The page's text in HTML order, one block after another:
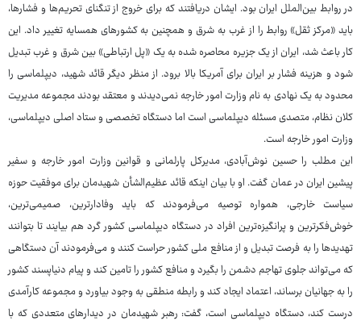
در روابط بین‌الملل ایران بود. ایشان دریافتند که برای خروج از تنگنای تحریم‌ها و فشارها،
باید «مرکز ثقل» روابط را از غرب به شرق و همچنین به کشورهای همسایه تغییر داد. این
کار باعث شد، ایران از یک جزیره محاصره شده به یک «پل ارتباطی» بین شرق و غرب تبدیل
شود و هزینه فشار بر ایران برای آمریکا بالا برود. از منظر دیگر قائد شهید، دیپلماسی را
محدود به یک نهادی به نام وزارت امور خارجه نمی‌دیدند و معتقد بودند مجموعه مدیریت
کلان نظام، متصدی مسئله دیپلماسی است اما دستگاه تخصصی و ستاد اصلی دیپلماسی،
وزارت امور خارجه است.
این مطلب را حسین نوش‌آبادی، مدیرکل پارلمانی و قوانین وزارت امور خارجه و سفیر
پیشین ایران در عمان گفت. او با بیان اینکه قائد عظیم‌الشأن شهیدمان برای موفقیت حوزه
سیاست خارجی، همواره توصیه می‌فرمودند که باید وفادارترین، صمیمی‌ترین،
خوش‌فکرترین و پرانگیزه‌ترین افراد در دستگاه دیپلماسی کشور گرد هم بیایند تا بتوانند
تهدیدها را به فرصت تبدیل و از منافع ملی کشور حراست کنند و می‌فرمودند آن دستگاهی
که می‌تواند جلوی تهاجم دشمن را بگیرد و منافع کشور را تامین کند و پیام دنیاپسند کشور
را به جهانیان برساند، اعتماد ایجاد کند و رابطه منطقی به وجود بیاورد و مجموعه کارآمدی
درست کند، دستگاه دیپلماسی است، گفت: رهبر شهیدمان در دیدارهای متعددی که با